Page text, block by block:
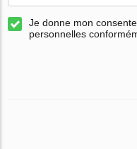
Je donne mon
personnelles